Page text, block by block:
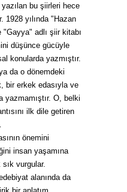
bu şiirleri hece
1928 yılında "Hazan
"Gayya" adlı şiir kitabı
düşünce gücüyle
konularda yazmıştır.
da o dönemdeki
bir erkek edasıyla ve
yazmamıştır. O, belki
ilk dile getiren
önemini
insan yaşamına
vurgular.
alanında da